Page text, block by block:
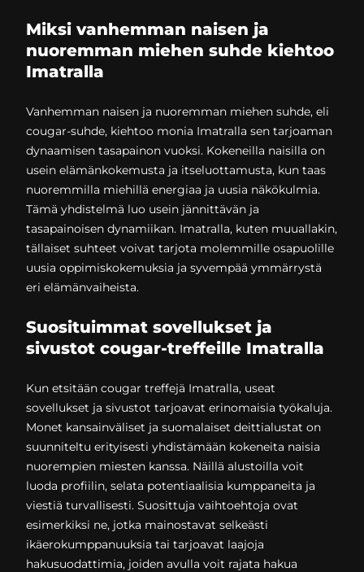
Miksi vanhemman naisen ja
nuoremman miehen suhde kiehtoo
Imatralla
Vanhemman naisen ja nuoremman miehen suhde, eli
cougar-suhde, kiehtoo monia Imatralla sen tarjoaman
dynaamisen tasapainon vuoksi. Kokeneilla naisilla on
usein elämänkokemusta ja itseluottamusta, kun taas
nuoremmilla miehillä energiaa ja uusia näkökulmia.
Tämä yhdistelmä luo usein jännittävän ja
tasapainoisen dynamiikan. Imatralla, kuten muuallakin,
tällaiset suhteet voivat tarjota molemmille osapuolille
uusia oppimiskokemuksia ja syvempää ymmärrystä
eri elämänvaiheista.
Suosituimmat sovellukset ja
sivustot cougar-treffeille Imatralla
Kun etsitään cougar treffejä Imatralla, useat
sovellukset ja sivustot tarjoavat erinomaisia työkaluja.
Monet kansainväliset ja suomalaiset deittialustat on
suunniteltu erityisesti yhdistämään kokeneita naisia
nuorempien miesten kanssa. Näillä alustoilla voit
luoda profiilin, selata potentiaalisia kumppaneita ja
viestiä turvallisesti. Suosittuja vaihtoehtoja ovat
esimerkiksi ne, jotka mainostavat selkeästi
ikäerokumppanuuksia tai tarjoavat laajoja
hakusuodattimia, joiden avulla voit rajata hakua